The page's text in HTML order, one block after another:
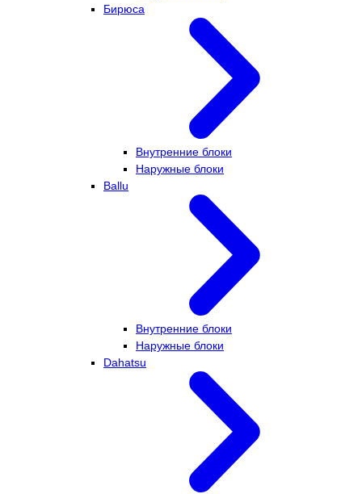
Бирюса
Внутренние блоки
Наружные блоки
Ballu
Внутренние блоки
Наружные блоки
Dahatsu